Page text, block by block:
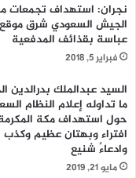
نجران: استهداف تجمعات
الجيش السعودي شرق موقع
عباسة بقذائف المدفعية
فبراير 5, 2018
السيد عبدالملك بدرالدين
ما تداوله إعلام النظام
حول استهداف مكة
افتراء وبهتان عظيم
وادعاءٌ شنيع
مايو 21, 2019